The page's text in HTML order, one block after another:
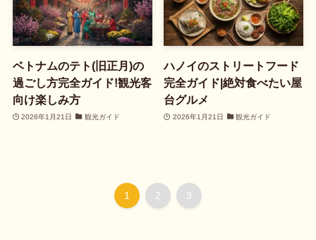
ベトナムのテト(旧正月)の
過ごし方完全ガイド!観光客
向け楽しみ方
2026年1月21日 観光ガイド
ハノイのストリートフード
完全ガイド|絶対食べたい屋
台グルメ
2026年1月21日 観光ガイド
1 2 3